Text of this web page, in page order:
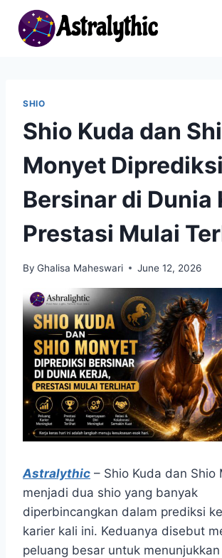
content
SHIO
Shio Kuda dan
Monyet Diprediksi
Bersinar di Dunia
Prestasi Mulai
By Ghalisa Maheswari June 12, 2026
Astralythic – Shio Kuda dan Shio
menjadi dua shio yang banyak
diperbincangkan dalam prediksi
karier kali ini. Keduanya disebut
peluang besar untuk